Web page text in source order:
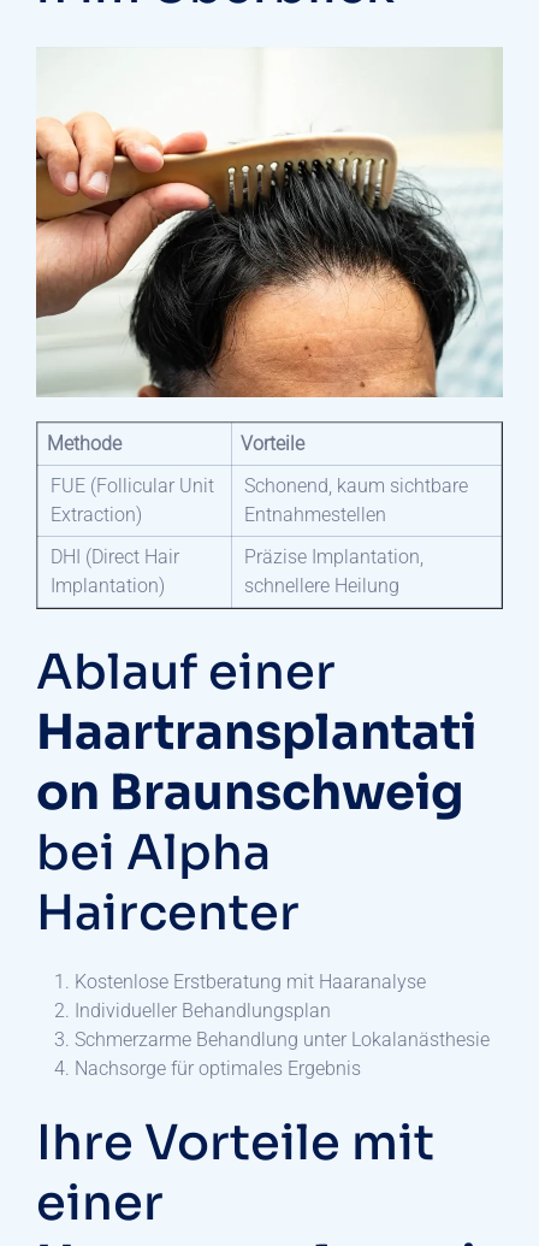
Methode
Vorteile
FUE (Follicular Unit
Extraction)
Schonend, kaum sichtbare
Entnahmestellen
DHI (Direct Hair
Implantation)
Präzise Implantation,
schnellere Heilung
Ablauf einer
Haartransplantati
on Braunschweig
bei Alpha
Haircenter
Kostenlose Erstberatung mit Haaranalyse
Individueller Behandlungsplan
Schmerzarme Behandlung unter Lokalanästhesie
Nachsorge für optimales Ergebnis
Ihre Vorteile mit
einer